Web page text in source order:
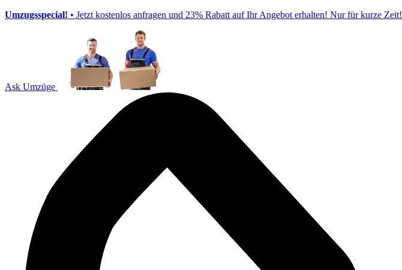
Umzugsspecial! • Jetzt kostenlos anfragen und 23% Rabatt auf Ihr Angebot erhalten! Nur für kurze Zeit!
Ask Umzüge